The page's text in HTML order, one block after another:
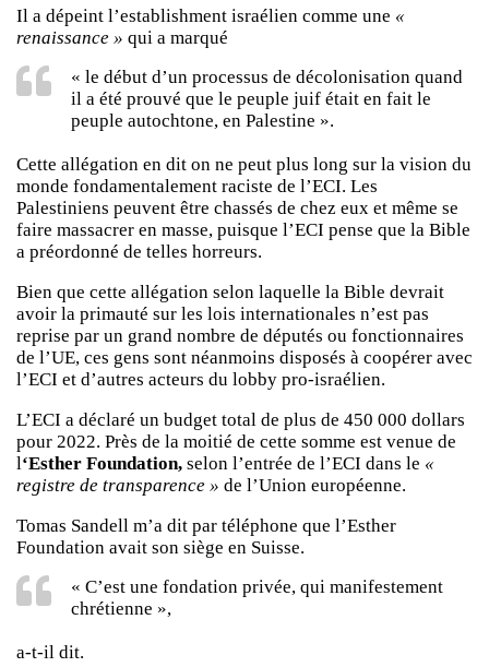
Il a dépeint l’establishment israélien comme une «
renaissance » qui a marqué
« le début d’un processus de décolonisation quand
il a été prouvé que le peuple juif était en fait le
peuple autochtone, en Palestine ».
Cette allégation en dit on ne peut plus long sur la vision du
monde fondamentalement raciste de l’ECI. Les
Palestiniens peuvent être chassés de chez eux et même se
faire massacrer en masse, puisque l’ECI pense que la Bible
a préordonné de telles horreurs.
Bien que cette allégation selon laquelle la Bible devrait
avoir la primauté sur les lois internationales n’est pas
reprise par un grand nombre de députés ou fonctionnaires
de l’UE, ces gens sont néanmoins disposés à coopérer avec
l’ECI et d’autres acteurs du lobby pro-israélien.
L’ECI a déclaré un budget total de plus de 450 000 dollars
pour 2022. Près de la moitié de cette somme est venue de
l‘Esther Foundation, selon l’entrée de l’ECI dans le «
registre de transparence » de l’Union européenne.
Tomas Sandell m’a dit par téléphone que l’Esther
Foundation avait son siège en Suisse.
« C’est une fondation privée, qui manifestement
chrétienne »,
a-t-il dit.